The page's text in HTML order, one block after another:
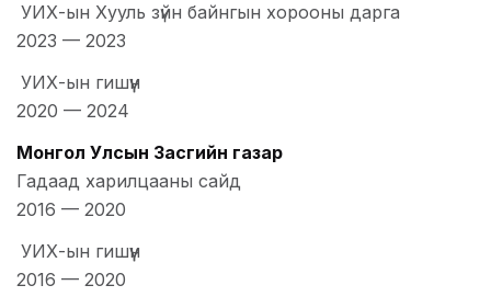
УИХ-ын Хууль зүйн байнгын хорооны дарга
2023 — 2023
УИХ-ын гишүүн
2020 — 2024
Монгол Улсын Засгийн газар
Гадаад харилцааны сайд
2016 — 2020
УИХ-ын гишүүн
2016 — 2020